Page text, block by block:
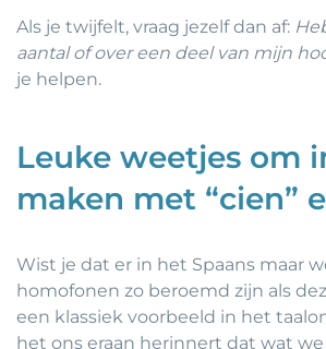
Als je twijfelt, vraag jezelf dan af:
aantal of over een deel van mijn
je helpen.
Leuke weetjes om
maken met “cien”
Wist je dat er in het Spaans maar
homofonen zo beroemd zijn als
een klassiek voorbeeld in het
het ons eraan herinnert dat wat